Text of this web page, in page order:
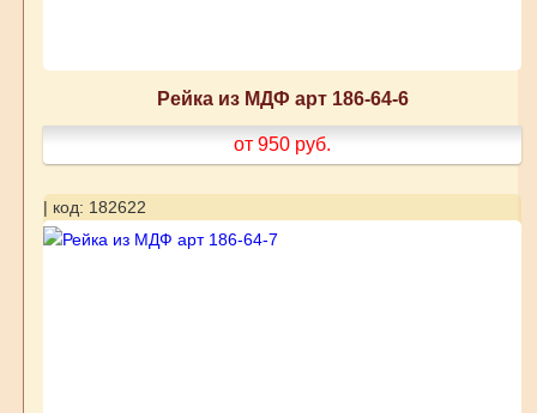
Рейка из МДФ арт 186-64-6
от 950 руб.
| код: 182622